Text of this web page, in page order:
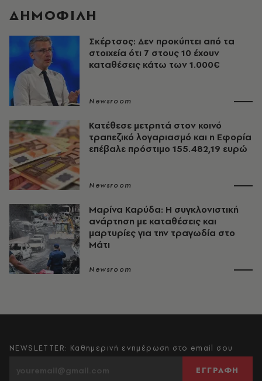
ΔΗΜΟΦΙΛΗ
Σκέρτσος: Δεν προκύπτει από τα
στοιχεία ότι 7 στους 10 έχουν
καταθέσεις κάτω των 1.000€
Newsroom
Κατέθεσε μετρητά στον κοινό
τραπεζικό λογαριασμό και η Εφορία
επέβαλε πρόστιμο 155.482,19 ευρώ
Newsroom
Μαρίνα Καρύδα: Η συγκλονιστική
ανάρτηση με καταθέσεις και
μαρτυρίες για την τραγωδία στο
Μάτι
Newsroom
NEWSLETTER: Καθημερινή ενημέρωση στο email σου
ΕΓΓΡΑΦΗ